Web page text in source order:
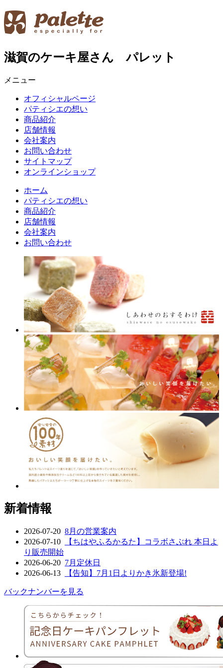
滋賀のケーキ屋さん パレット
メニュー
オフィシャルページ
パティシエの想い
商品紹介
店舗情報
会社案内
お問い合わせ
サイトマップ
オンラインショップ
ホーム
パティシエの想い
商品紹介
店舗情報
会社案内
お問い合わせ
新着情報
2026-07-20 8月の営業案内
2026-07-10
【ちはやふるかるた】コラボさぶれ 本日よ
り販売開始
2026-06-20 7月定休日
2026-06-13
【告知】7月1日よりかき氷新登場!
バックナンバーを見る